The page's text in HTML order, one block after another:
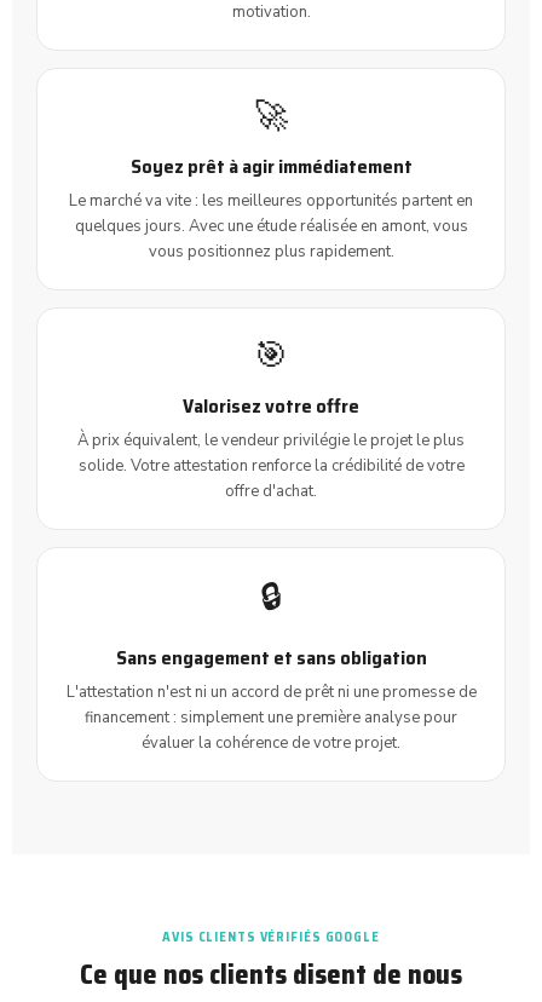
motivation.
🚀
Soyez prêt à agir immédiatement
Le marché va vite : les meilleures opportunités partent en
quelques jours. Avec une étude réalisée en amont, vous
vous positionnez plus rapidement.
🎯
Valorisez votre offre
À prix équivalent, le vendeur privilégie le projet le plus
solide. Votre attestation renforce la crédibilité de votre
offre d'achat.
🔒
Sans engagement et sans obligation
L'attestation n'est ni un accord de prêt ni une promesse de
financement : simplement une première analyse pour
évaluer la cohérence de votre projet.
AVIS CLIENTS VÉRIFIÉS GOOGLE
Ce que nos clients disent de nous